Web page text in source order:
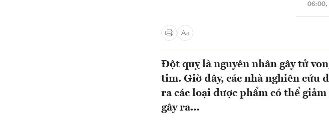
06:00,
Đột quỵ là nguyên nhân gây tử
tim. Giờ đây, các nhà nghiên cứu
ra các loại dược phẩm có thể
gây ra…